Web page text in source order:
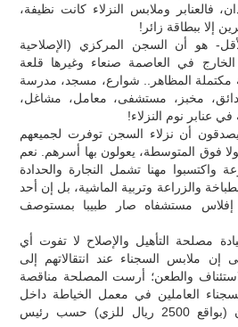
فالعنابر وملابس النزلاء كانت نظيفة،
إلا ببطاقة زائر!
هو أن السجن المركزي (الإصلاحية
في العاصمة صنعاء وغيرها قلعة
مكتملة المظاهر.. شوارع، مسجد، مدرسة
مخبز، مستشفى، معامل، مشاغل،
عنابر نوم النزلاء!
يصدقون أن نزلاء السجن توفرت لجميعهم
فوق المتوسطة، يعولون بها أسرهم. نعم
واكتسبوا مهنا تشمل النجارة والحدادة
والزراعة وتربية الماشية، بل إن أحد
إفلاس مستشفاه صار طبيبا بمستوصف
مصلحة التأهيل والإصلاح لا تفوت أي
ملابس السجناء عند انتقالاتهم إلى
والطعن؛ أرست المصلحة مناقصة
زي) على السجناء العاملين في معمل الخياطة داخل
الإصلاحية بقيمة 2.5 مليون (بواقع 2500 ريال للزي) حسب رئيس